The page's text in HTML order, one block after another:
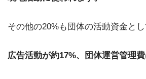
その他の20%も団体の活動資金とし
広告活動が約17%、団体運営管理費